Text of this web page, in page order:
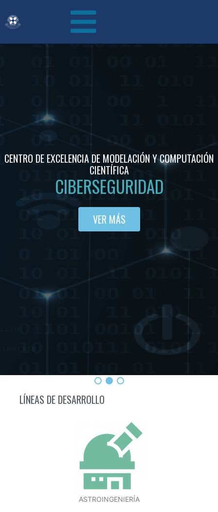
CENTRO DE EXCELENCIA DE MODELACIÓN Y COMPUTACIÓN
CIENTÍFICA
CIBERSEGURIDAD
VER MÁS
LÍNEAS DE DESARROLLO
ASTROINGENIERÍA